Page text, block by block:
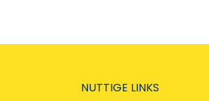
NUTTIGE LINKS